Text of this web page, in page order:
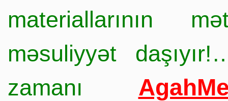
materiallarının
məsuliyyət
zamanı